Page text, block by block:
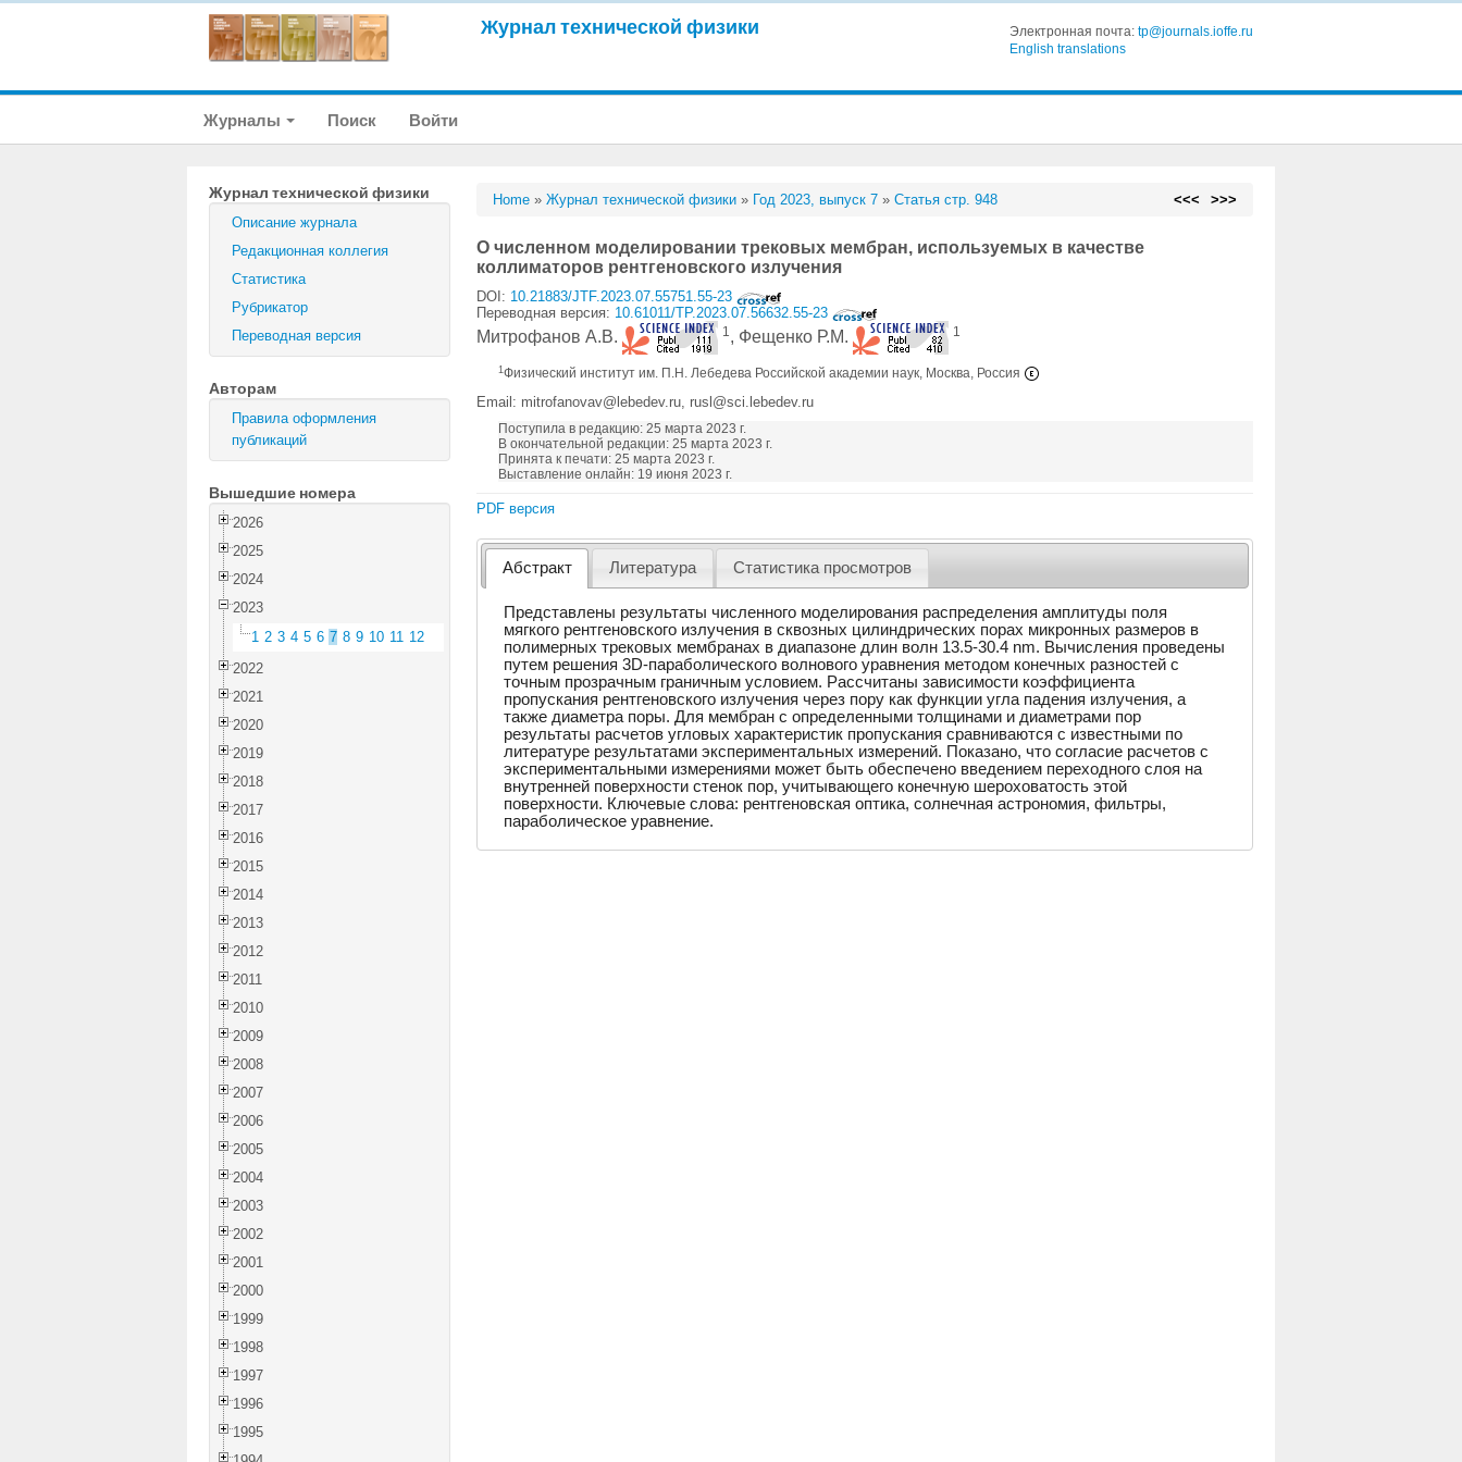
Журнал технической физики Электронная почта: tp@journals.ioffe.ru
English translations
Журналы Поиск Войти
Журнал технической физики
Описание журнала
Редакционная коллегия
Статистика
Рубрикатор
Переводная версия
Авторам
Правила оформления
публикаций
Вышедшие номера
2026
2025
2024
2023
1 2 3 4 5 6 7 8 9 10 11 12
2022
2021
2020
2019
2018
2017
2016
2015
2014
2013
2012
2011
2010
2009
2008
2007
2006
2005
2004
2003
2002
2001
2000
1999
1998
1997
1996
1995
Home »Журнал технической физики » Год 2023, выпуск 7 »Статья стр. 948 <<< >>>
О численном моделировании трековых мембран, используемых в качестве
коллиматоров рентгеновского излучения
DOI: 10.21883/JTF.2023.07.55751.55-23
Переводная версия: 10.61011/TP.2023.07.56632.55-23
Митрофанов А.В. 1 , Фещенко Р.М. 1
1Физический институт им. П.Н. Лебедева Российской академии наук, Москва, Россия
Email: mitrofanovav@lebedev.ru, rusl@sci.lebedev.ru
Поступила в редакцию: 25 марта 2023 г.
В окончательной редакции: 25 марта 2023 г.
Принята к печати: 25 марта 2023 г.
Выставление онлайн: 19 июня 2023 г.
PDF версия
Абстракт Литература Статистика просмотров
Представлены результаты численного моделирования распределения амплитуды поля
мягкого рентгеновского излучения в сквозных цилиндрических порах микронных размеров в
полимерных трековых мембранах в диапазоне длин волн 13.5-30.4 nm. Вычисления проведены
путем решения 3D-параболического волнового уравнения методом конечных разностей с
точным прозрачным граничным условием. Рассчитаны зависимости коэффициента
пропускания рентгеновского излучения через пору как функции угла падения излучения, а
также диаметра поры. Для мембран с определенными толщинами и диаметрами пор
результаты расчетов угловых характеристик пропускания сравниваются с известными по
литературе результатами экспериментальных измерений. Показано, что согласие расчетов с
экспериментальными измерениями может быть обеспечено введением переходного слоя на
внутренней поверхности стенок пор, учитывающего конечную шероховатость этой
поверхности. Ключевые слова: рентгеновская оптика, солнечная астрономия, фильтры,
параболическое уравнение.